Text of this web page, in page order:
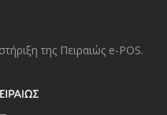
της Πειραιώς e-POS.